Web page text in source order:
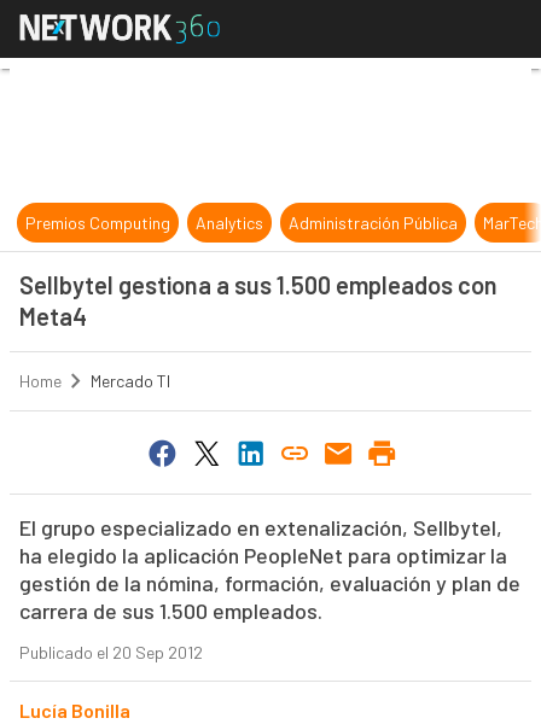
Sellbytel gestiona a sus 1.500
Premios Computing Analytics Administración Pública
Sellbytel gestiona a sus 1.500 empleados con
Meta4
Home Mercado TI
El grupo especializado en extenalización, Sellbytel,
ha elegido la aplicación PeopleNet para optimizar la
gestión de la nómina, formación, evaluación y plan de
carrera de sus 1.500 empleados.
Publicado el 20 Sep 2012
Lucía Bonilla